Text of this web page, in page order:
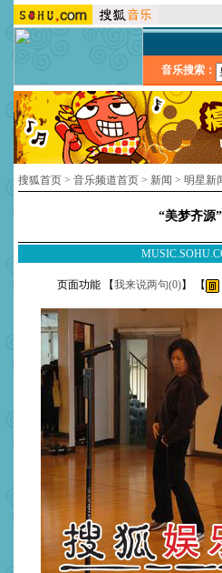
音乐搜索：
搜狐首页 > 音乐频道首页 > 新闻 > 明星新
“美梦齐源
页面功能 【我来说两句(0)】 【